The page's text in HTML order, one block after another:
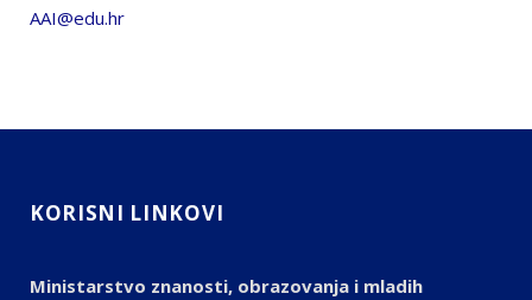
AAI@edu.hr
KORISNI LINKOVI
Ministarstvo znanosti, obrazovanja i mladih